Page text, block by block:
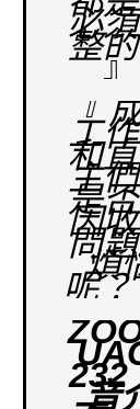
必
整
』
『
工
和
主
是
因
問
煩
呢？
232
音